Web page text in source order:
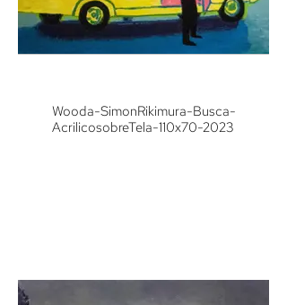
Wooda-SimonRikimura-Busca-
AcrilicosobreTela-110x70-2023